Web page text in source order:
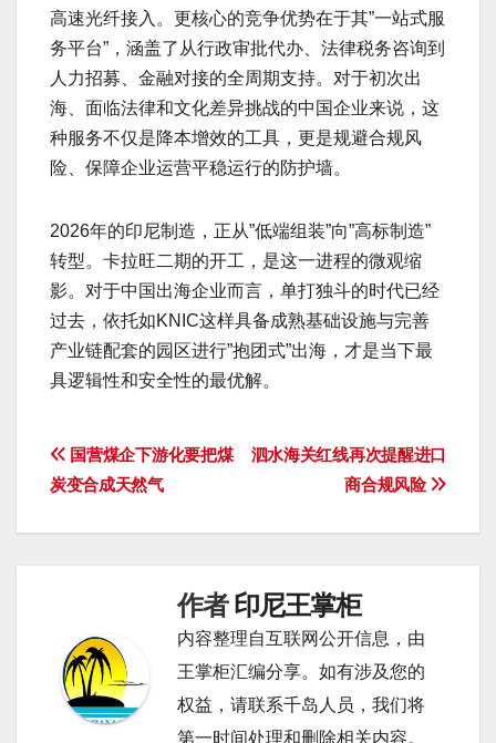
高速光纤接入。更核心的竞争优势在于其”一站式服
务平台”，涵盖了从行政审批代办、法律税务咨询到
人力招募、金融对接的全周期支持。对于初次出
海、面临法律和文化差异挑战的中国企业来说，这
种服务不仅是降本增效的工具，更是规避合规风
险、保障企业运营平稳运行的防护墙。
2026年的印尼制造，正从”低端组装”向”高标制造”
转型。卡拉旺二期的开工，是这一进程的微观缩
影。对于中国出海企业而言，单打独斗的时代已经
过去，依托如KNIC这样具备成熟基础设施与完善
产业链配套的园区进行”抱团式”出海，才是当下最
具逻辑性和安全性的最优解。
文
章
泗水海关红线再次提醒进口
商合规风险
国营煤企下游化要把煤
炭变合成天然气
作者印尼王掌柜
内容整理自互联网公开信息，由
王掌柜汇编分享。如有涉及您的
权益，请联系千岛人员，我们将
第一时间处理和删除相关内容。